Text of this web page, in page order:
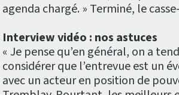
agenda chargé. » Terminé, le
Interview vidéo : nos astuces
« Je pense qu’en général, on a
considérer que l’entrevue est un
avec un acteur en position de